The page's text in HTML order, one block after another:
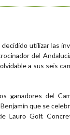
utilizar las
del
a sus seis
ganadores del
que se
Lauro Golf.